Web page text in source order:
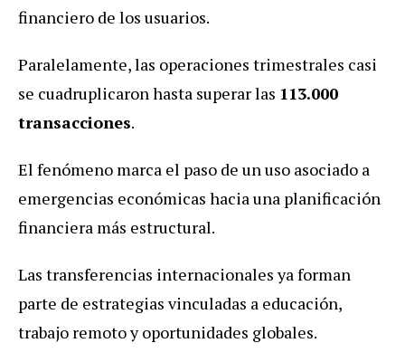
financiero de los usuarios.
Paralelamente, las operaciones trimestrales casi
se cuadruplicaron hasta superar las 113.000
transacciones.
El fenómeno marca el paso de un uso asociado a
emergencias económicas hacia una planificación
financiera más estructural.
Las transferencias internacionales ya forman
parte de estrategias vinculadas a educación,
trabajo remoto y oportunidades globales.